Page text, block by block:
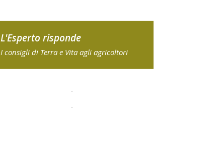
L'Esperto risponde
I consigli di Terra e Vita agli agricoltori